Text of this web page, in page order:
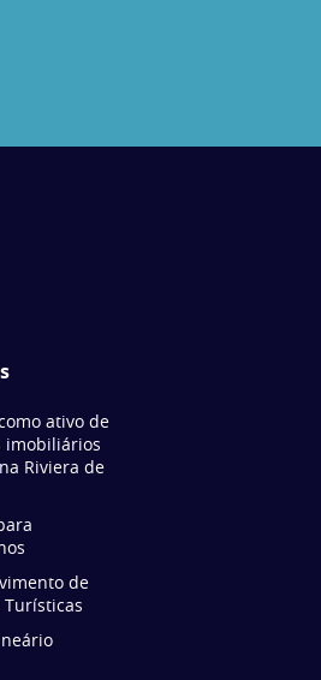
ativo de
imobiliários
Riviera de
de